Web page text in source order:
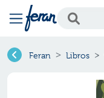
Feran Libros